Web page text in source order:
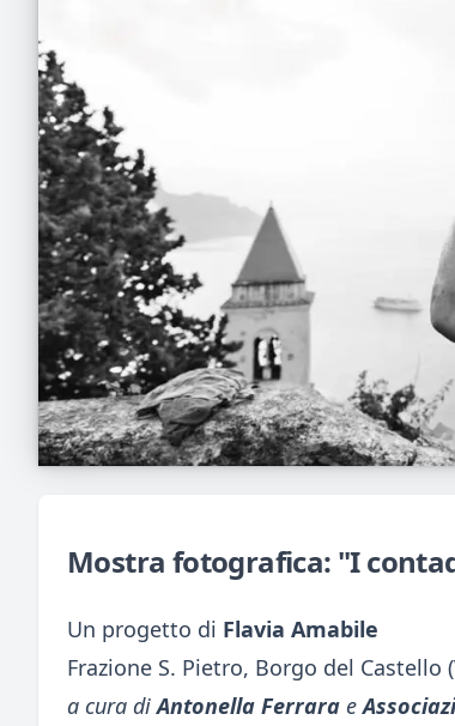
Mostra fotografica: "I
Un progetto di Flavia Amabile
Frazione S. Pietro, Borgo del Castello
a cura diAntonella Ferrara e